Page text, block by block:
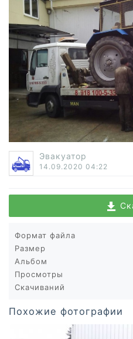
Эвакуатор
14.09.2020 04:22
Формат файла
Размер
Альбом
Просмотры
Скачиваний
Похожие фотографии